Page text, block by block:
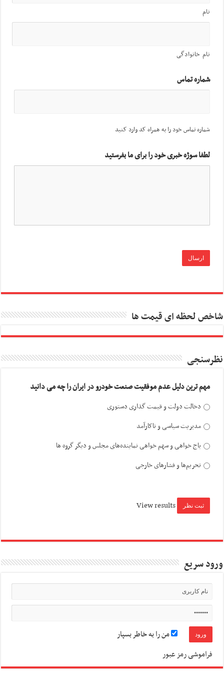
نام
نام خانوادگی
شماره تماس
شماره تماس خود را به همراه کد وارد کنید
لطفا سوژه خبری خود را برای ما بفرستید
شاخص لحظه ای قیمت ها
نظرسنجی
مهم ترین دلیل عدم موفقیت صنعت خودرو در ایران را چه می دانید
دخالت دولت و قیمت گذاری دستوری
مدیریت سیاسی و ناکارآمد
باج خواهی و سهم خواهی نماینده‌های مجلس و دیگر گروه ها
تحریم‌ها و فشارهای خارجی
View results
ورود سریع
من را به خاطر بسپار
فراموشی رمز عبور